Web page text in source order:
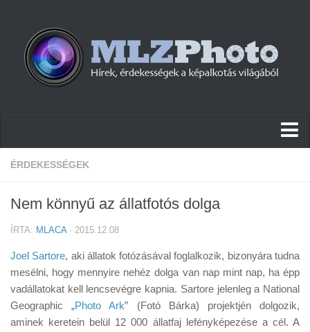
Hírek
Cikkek
Firmware
Tudástár
Tanácsok
ÉRDEKESSÉGEK
Nem könnyű az állatfotós dolga
ÍRTA: MLACA· 2015.12.08
Joel Sartore, aki állatok fotózásával foglalkozik, bizonyára tudna
mesélni, hogy mennyire nehéz dolga van nap mint nap, ha épp
vadállatokat kell lencsevégre kapnia. Sartore jelenleg a National
Geographic „Photo Ark” (Fotó Bárka) projektjén dolgozik,
aminek keretein belül 12 000 állatfaj lefényképezése a cél. A